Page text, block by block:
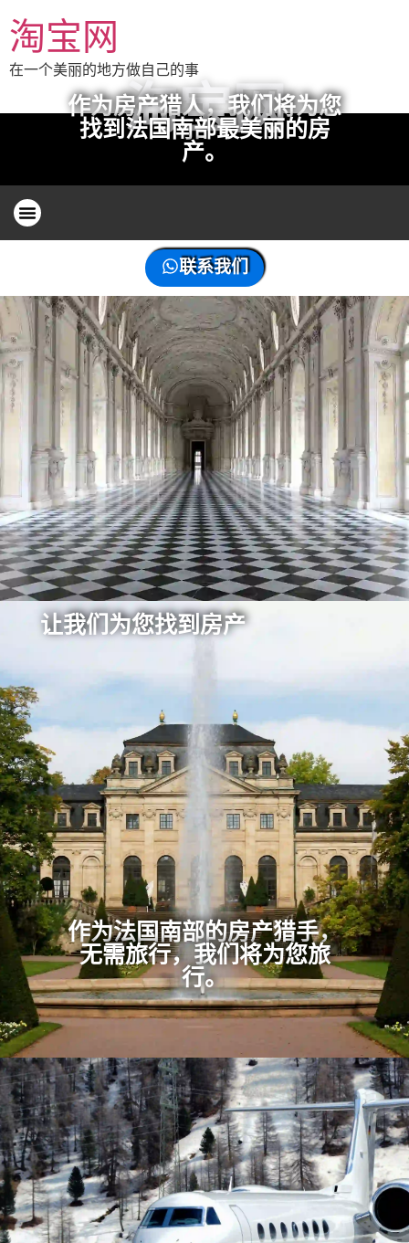
淘宝网
在一个美丽的地方做自己的事
淘宝网
联系我们
作为房产猎人，我们将为您
找到法国南部最美丽的房
产。
让我们为您找到房产
作为法国南部的房产猎手，
无需旅行，我们将为您旅
行。